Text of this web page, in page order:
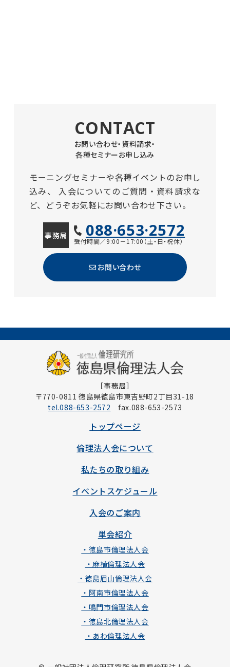
CONTACT
お問い合わせ・資料請求・
各種セミナーお申し込み
モーニングセミナーや各種イベントのお申し
込み、
入会についてのご質問・資料請求な
ど、どうぞお気軽にお問い合わせ下さい。
事務局 088·653·2572
受付時間／9:00－17:00（土・日・祝休）
お問い合わせ
［事務局］
〒770-0811 徳島県徳島市東吉野町2丁目31-18
tel.088-653-2572 fax.088-653-2573
トップページ
倫理法人会について
私たちの取り組み
イベントスケジュール
入会のご案内
単会紹介
・徳島市倫理法人会
・麻植倫理法人会
・徳島眉山倫理法人会
・阿南市倫理法人会
・鳴門市倫理法人会
・徳島北倫理法人会
・あわ倫理法人会